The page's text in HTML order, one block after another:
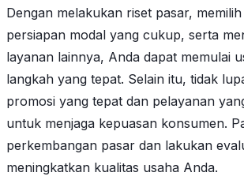
Dengan melakukan riset pasar,
persiapan modal yang cukup, serta
layanan lainnya, Anda dapat memulai
langkah yang tepat. Selain itu, tidak
promosi yang tepat dan pelayanan
untuk menjaga kepuasan konsumen.
perkembangan pasar dan lakukan
meningkatkan kualitas usaha Anda.